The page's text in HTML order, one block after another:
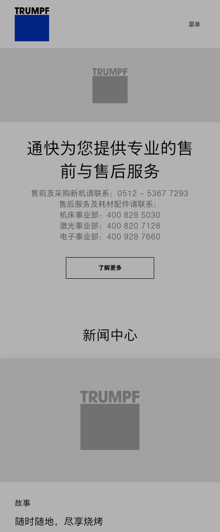
菜单
通快为您提供专业的售
前与售后服务
售前及采购新机请联系： 0512 – 5367 7293
售后服务及耗材配件请联系：
机床事业部： 400 828 5030
激光事业部： 400 820 7128
电子事业部： 400 928 7660
了解更多
新闻中心
故事
随时随地，尽享烧烤